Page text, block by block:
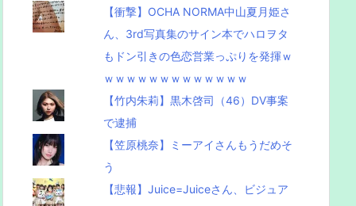
【衝撃】OCHA NORMA中山夏月姫さ
ん、3rd写真集のサイン本でハロヲタ
もドン引きの色恋営業っぷりを発揮ｗ
ｗｗｗｗｗｗｗｗｗｗｗｗｗ
【竹内朱莉】黒木啓司（46）DV事案
で逮捕
【笠原桃奈】ミーアイさんもうだめそ
う
【悲報】Juice=Juiceさん、ビジュア